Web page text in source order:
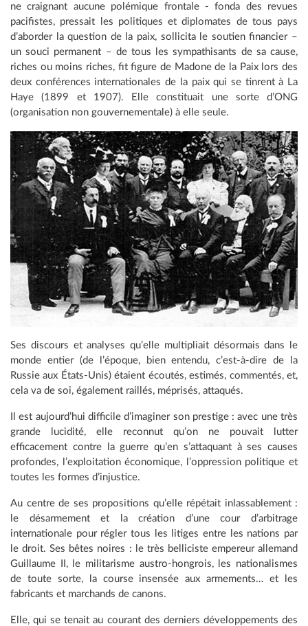
ne craignant aucune polémique frontale - fonda des revues
pacifistes, pressait les politiques et diplomates de tous pays
d’aborder la question de la paix, sollicita le soutien financier –
un souci permanent – de tous les sympathisants de sa cause,
riches ou moins riches, fit figure de Madone de la Paix lors des
deux conférences internationales de la paix qui se tinrent à La
Haye (1899 et 1907). Elle constituait une sorte d’ONG
(organisation non gouvernementale) à elle seule.
Ses discours et analyses qu’elle multipliait désormais dans le
monde entier (de l’époque, bien entendu, c’est-à-dire de la
Russie aux États-Unis) étaient écoutés, estimés, commentés, et,
cela va de soi, également raillés, méprisés, attaqués.
Il est aujourd’hui difficile d’imaginer son prestige : avec une très
grande lucidité, elle reconnut qu’on ne pouvait lutter
efficacement contre la guerre qu’en s’attaquant à ses causes
profondes, l’exploitation économique, l’oppression politique et
toutes les formes d’injustice.
Au centre de ses propositions qu’elle répétait inlassablement :
le désarmement et la création d’une cour d’arbitrage
internationale pour régler tous les litiges entre les nations par
le droit. Ses bêtes noires : le très belliciste empereur allemand
Guillaume II, le militarisme austro-hongrois, les nationalismes
de toute sorte, la course insensée aux armements… et les
fabricants et marchands de canons.
Elle, qui se tenait au courant des derniers développements des